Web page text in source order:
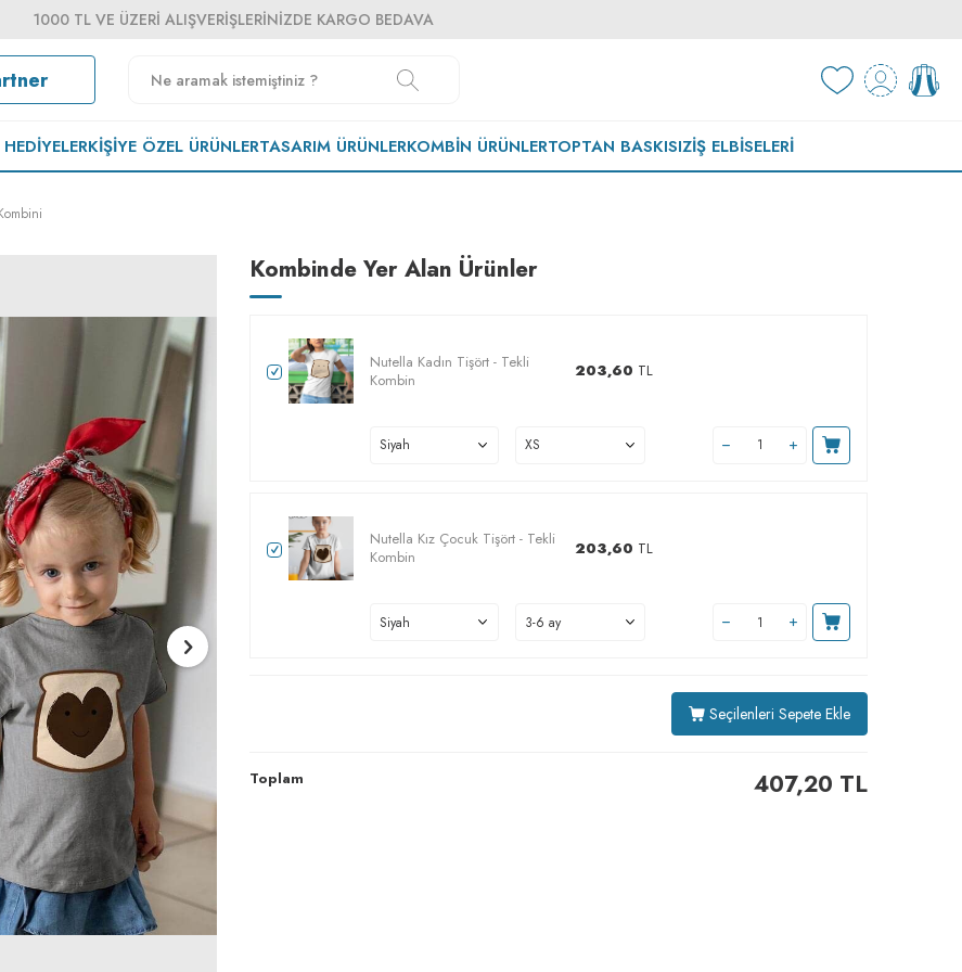
1000 TL VE ÜZERI ALIŞVERIŞLERINIZDE KARGO BEDAVA
KIŞIYE ÖZEL ÜRÜNLERTASARIM ÜRÜNLERKOMBIN ÜRÜNLERTOPTAN BASKISIZİŞ ELBISELERI
Kombinde Yer Alan Ürünler
Nutella Kadın Tişört - Tekli
Kombin
203,60 TL
Nutella Kız Çocuk Tişört - Tekli
Kombin
203,60 TL
Seçilenleri Sepete Ekle
Toplam 407,20 TL